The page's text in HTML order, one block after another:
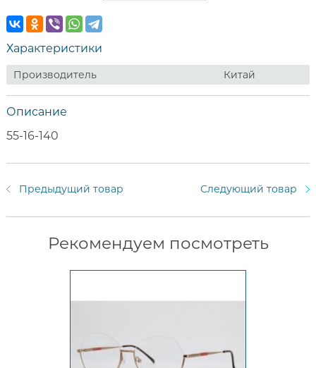
Характеристики
Производитель Китай
Описание
55-16-140
Предыдущий товар Следующий товар
Рекомендуем посмотреть